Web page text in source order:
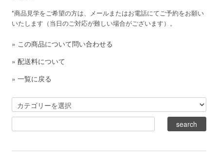
*商品見学をご希望の方は、メールまたはお電話にてご予約をお願い
いたします（当日のご対応が難しい場合がございます）。
» この商品について問い合わせる
»配送料について
»一覧に戻る